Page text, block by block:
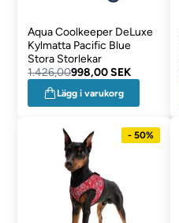
Aqua Coolkeeper DeLuxe
Kylmatta Pacific Blue
Stora Storlekar
1.426,00998,00 SEK
Lägg i varukorg
- 50%